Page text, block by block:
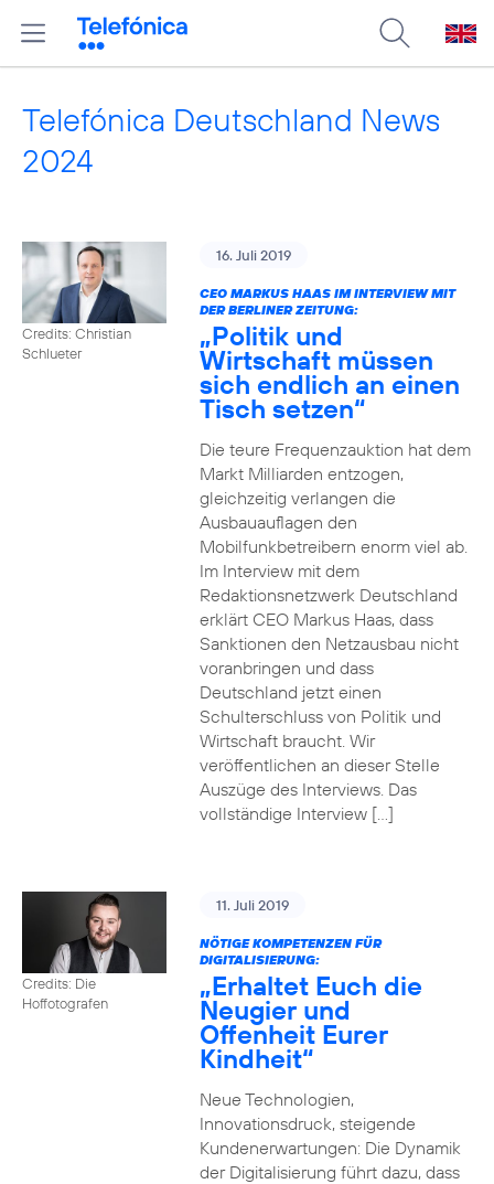
Telefónica Deutschland News
2024
Credits: Christian
Schlueter
16. Juli 2019
CEO MARKUS HAAS IM INTERVIEW MIT
DER BERLINER ZEITUNG:
„Politik und
Wirtschaft müssen
sich endlich an einen
Tisch setzen“
Die teure Frequenzauktion hat dem
Markt Milliarden entzogen,
gleichzeitig verlangen die
Ausbauauflagen den
Mobilfunkbetreibern enorm viel ab.
Im Interview mit dem
Redaktionsnetzwerk Deutschland
erklärt CEO Markus Haas, dass
Sanktionen den Netzausbau nicht
voranbringen und dass
Deutschland jetzt einen
Schulterschluss von Politik und
Wirtschaft braucht. Wir
veröffentlichen an dieser Stelle
Auszüge des Interviews. Das
vollständige Interview […]
Credits: Die
Hoffotografen
11. Juli 2019
NÖTIGE KOMPETENZEN FÜR
DIGITALISIERUNG:
„Erhaltet Euch die
Neugier und
Offenheit Eurer
Kindheit“
Neue Technologien,
Innovationsdruck, steigende
Kundenerwartungen: Die Dynamik
der Digitalisierung führt dazu, dass